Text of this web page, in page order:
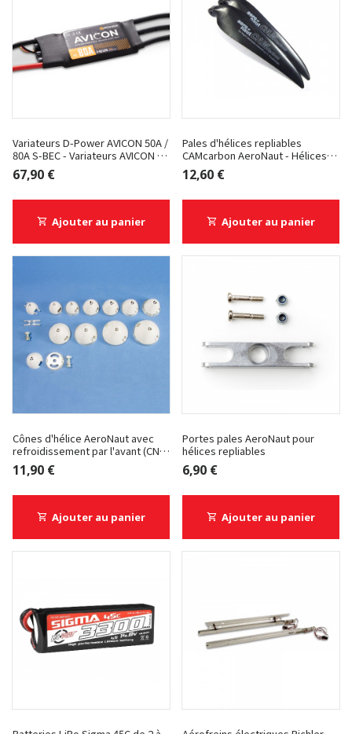
Variateurs D-Power AVICON 50A /
80A S-BEC - Variateurs AVICON -
80A
67,90 €
Ajouter au panier
Pales d'hélices repliables
CAMcarbon AeroNaut - Hélices
repliables CAMcarbon - 16x8
12,60 €
Ajouter au panier
Cônes d'hélice AeroNaut avec
refroidissement par l'avant (CN-
Spinner)
11,90 €
Ajouter au panier
Portes pales AeroNaut pour
hélices repliables
6,90 €
Ajouter au panier